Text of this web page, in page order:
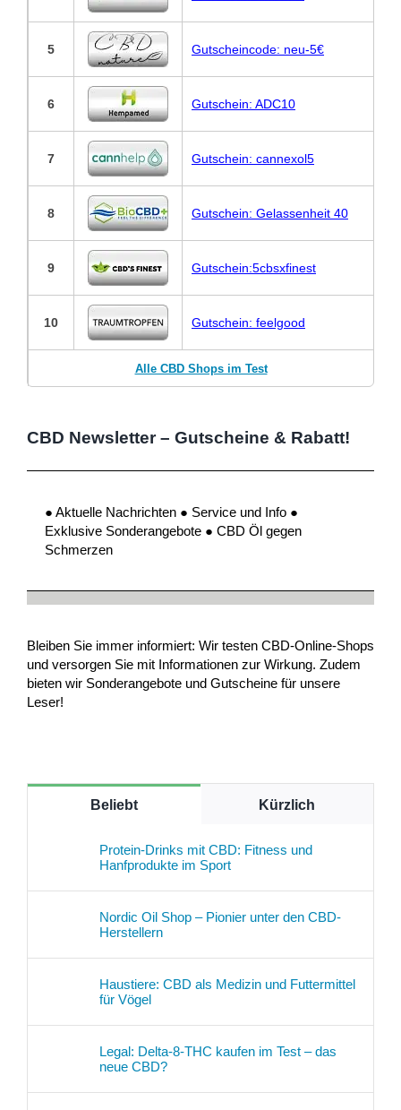
5 Gutscheincode: neu-5€
6 Gutschein: ADC10
7 Gutschein: cannexol5
8 Gutschein: Gelassenheit 40
9 Gutschein:5cbsxfinest
10 Gutschein: feelgood
Alle CBD Shops im Test
CBD Newsletter – Gutscheine & Rabatt!
● Aktuelle Nachrichten ● Service und Info ●
Exklusive Sonderangebote ● CBD Öl gegen
Schmerzen
Bleiben Sie immer informiert: Wir testen CBD-Online-Shops
und versorgen Sie mit Informationen zur Wirkung. Zudem
bieten wir Sonderangebote und Gutscheine für unsere
Leser!
Beliebt Kürzlich
Protein-Drinks mit CBD: Fitness und
Hanfprodukte im Sport
Nordic Oil Shop – Pionier unter den CBD-
Herstellern
Haustiere: CBD als Medizin und Futtermittel
für Vögel
Legal: Delta-8-THC kaufen im Test – das
neue CBD?